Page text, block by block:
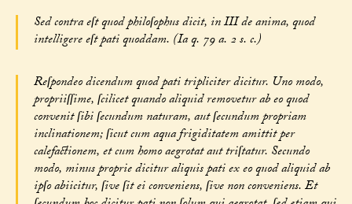
Sed contra eſt quod philoſophus dicit, in III de anima, quod
intelligere eſt pati quoddam. (Ia q. 79 a. 2 s. c.)
Reſpondeo dicendum quod pati tripliciter dicitur. Uno modo,
propriiſſime, ſcilicet quando aliquid removetur ab eo quod
convenit ſibi ſecundum naturam, aut ſecundum propriam
inclinationem; ſicut cum aqua frigiditatem amittit per
calefactionem, et cum homo aegrotat aut triſtatur. Secundo
modo, minus proprie dicitur aliquis pati ex eo quod aliquid ab
ipſo abiicitur, ſive ſit ei conveniens, ſive non conveniens. Et